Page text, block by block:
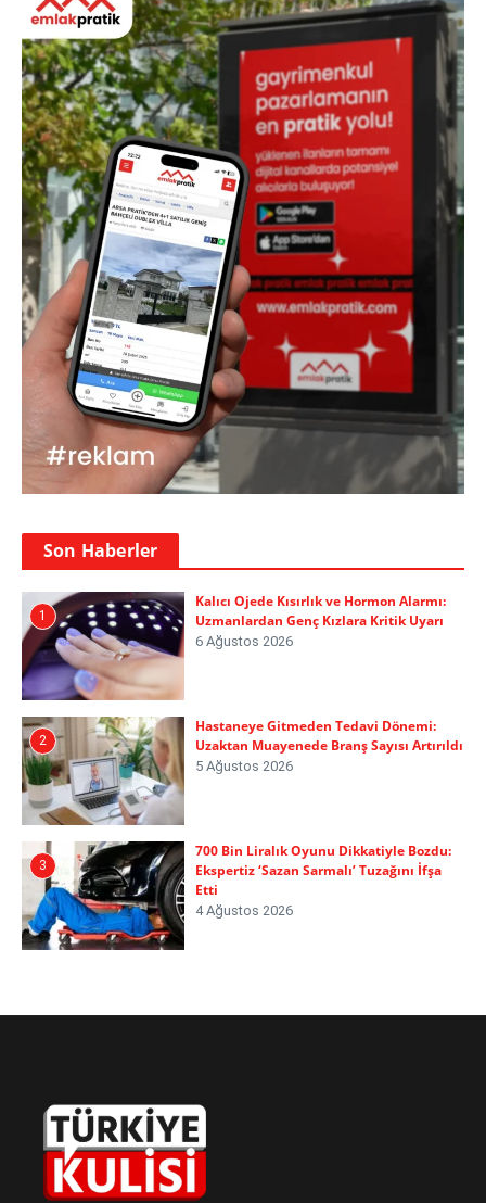
Son Haberler
1
Kalıcı Ojede Kısırlık ve Hormon Alarmı:
Uzmanlardan Genç Kızlara Kritik Uyarı
6 Ağustos 2026
2
Hastaneye Gitmeden Tedavi Dönemi:
Uzaktan Muayenede Branş Sayısı Artırıldı
5 Ağustos 2026
3
700 Bin Liralık Oyunu Dikkatiyle Bozdu:
Ekspertiz ‘Sazan Sarmalı’ Tuzağını İfşa
Etti
4 Ağustos 2026